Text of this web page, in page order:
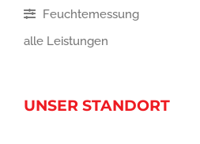
Feuchtemessung
alle Leistungen
UNSER STANDORT